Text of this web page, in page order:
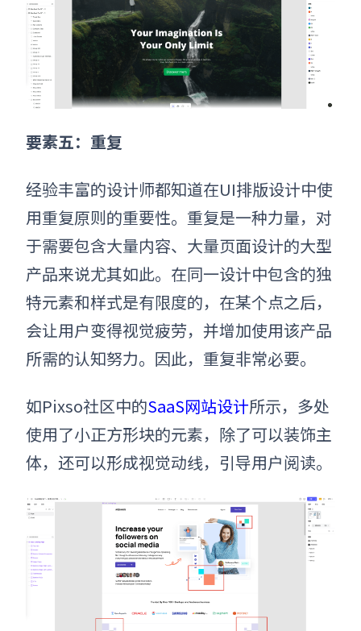
要素五： 重复
经验丰富的设计师都知道在UI排版设计中使
用重复原则的重要性。重复是一种力量，对
于需要包含大量内容、大量页面设计的大型
产品来说尤其如此。在同一设计中包含的独
特元素和样式是有限度的，在某个点之后，
会让用户变得视觉疲劳，并增加使用该产品
所需的认知努力。因此，重复非常必要。
如Pixso社区中的SaaS网站设计所示，多处
使用了小正方形块的元素，除了可以装饰主
体，还可以形成视觉动线，引导用户阅读。